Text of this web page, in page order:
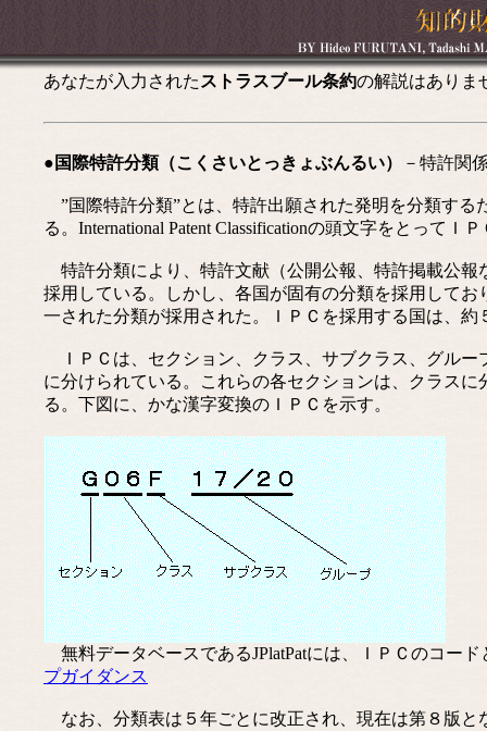
あなたが入力された ストラスブール条約の解説はありま
●国際特許分類（こくさいとっきょぶんるい） －特許関
”国際特許分類”とは、特許出願された発明を分類する
る。International Patent Classificationの頭文字をとってＩ
特許分類により、特許文献（公開公報、特許掲載公報
採用している。しかし、各国が固有の分類を採用して
一された分類が採用された。ＩＰＣを採用する国は、
ＩＰＣは、セクション、クラス、サブクラス、グルー
に分けられている。これらの各セクションは、クラス
る。下図に、かな漢字変換のＩＰＣを示す。
無料データベースであるJPlatPatには、ＩＰＣのコー
プガイダンス
なお、分類表は５年ごとに改正され、現在は第８版と